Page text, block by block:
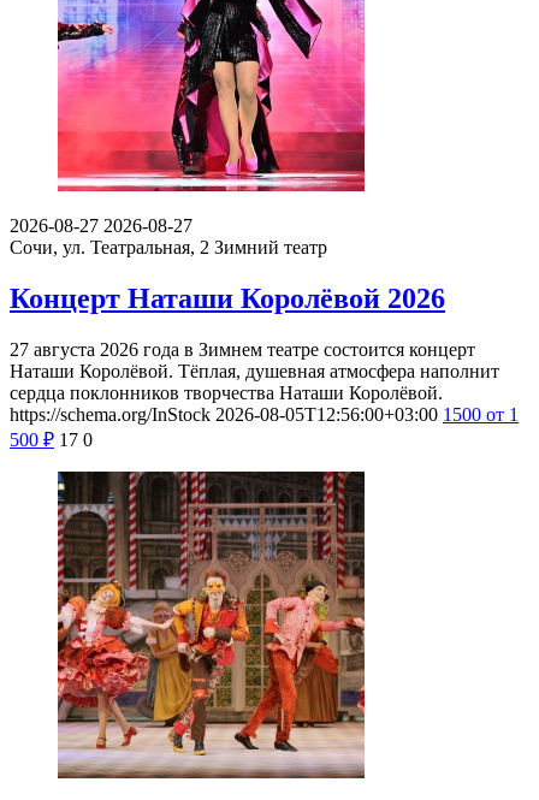
2026-08-27 2026-08-27
Сочи, ул. Театральная, 2 Зимний театр
Концерт Наташи Королёвой 2026
27 августа 2026 года в Зимнем театре состоится концерт
Наташи Королёвой. Тёплая, душевная атмосфера наполнит
сердца поклонников творчества Наташи Королёвой.
https://schema.org/InStock 2026-08-05T12:56:00+03:00 1500 от 1
500 ₽ 17 0